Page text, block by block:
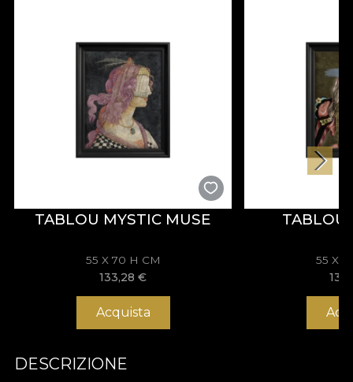
TABLOU MYSTIC MUSE
55 X 70 H CM
133,28€
Acquista
TABLOU
55 X
DESCRIZIONE